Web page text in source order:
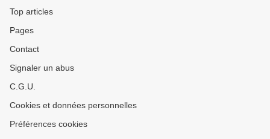
Top articles
Pages
Contact
Signaler un abus
C.G.U.
Cookies et données personnelles
Préférences cookies